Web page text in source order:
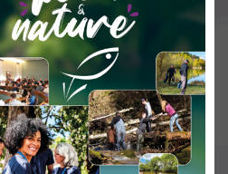
est souvent un peu plus simple
plus gros que sur des
Les poissons se situent
d’eau où se concentre la
priorité ces secteurs quand
Avec un peu de pratique,
postes tout aussi